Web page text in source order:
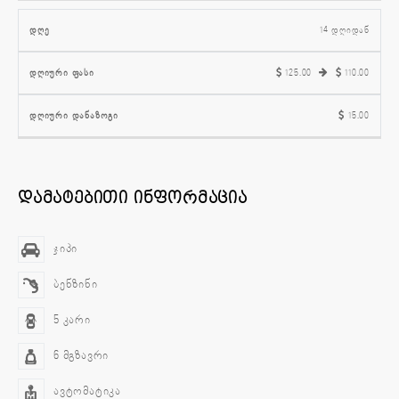
14 დღიდან
125.00 110.00
15.00
დამატებითი ინფორმაცია
ჯიპი
ბენზინი
5 კარი
6 მგზავრი
ავტომატიკა